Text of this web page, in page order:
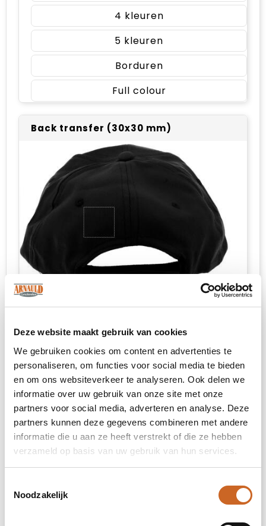
Deze website maakt gebruik van cookies
We gebruiken cookies om content en advertenties te
personaliseren, om functies voor social media te bieden
en om ons websiteverkeer te analyseren. Ook delen we
informatie over uw gebruik van onze site met onze
partners voor social media, adverteren en analyse. Deze
partners kunnen deze gegevens combineren met andere
informatie die u aan ze heeft verstrekt of die ze hebben
verzameld op basis van uw gebruik van hun services.
Noodzakelijk
4
5
Borduren
Full colour
Back transfer (30x30 mm)
Onbewerkt
1
2
3
4
5
Full colour
3. Kies je aantal